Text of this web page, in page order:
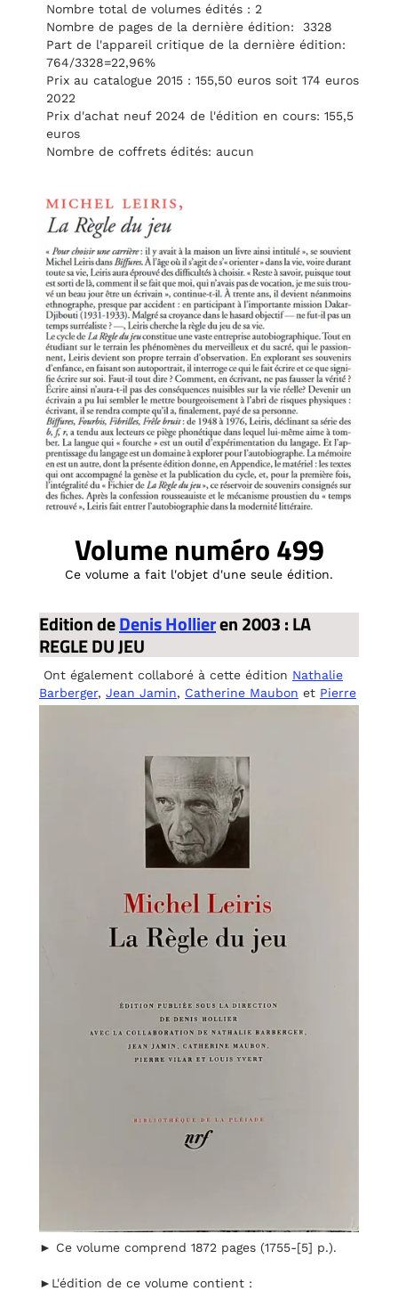
Nombre total de volumes édités : 2
Nombre de pages de la dernière édition: 3328
Part de l'appareil critique de la dernière édition:
764/3328=22,96%
Prix au catalogue 2015 : 155,50 euros soit 174 euros
2022
Prix d'achat neuf 2024 de l'édition en cours: 155,5
euros
Nombre de coffrets édités: aucun
Volume numéro 499
Ce volume a fait l'objet d'une seule édition.
Edition deDenis Hollieren 2003 : LA
REGLE DU JEU
Ont également collaboré à cette édition Nathalie
Barberger, Jean Jamin, Catherine Maubon et Pierre
► Ce volume comprend 1872 pages (1755-[5] p.).
►L'édition de ce volume contient :